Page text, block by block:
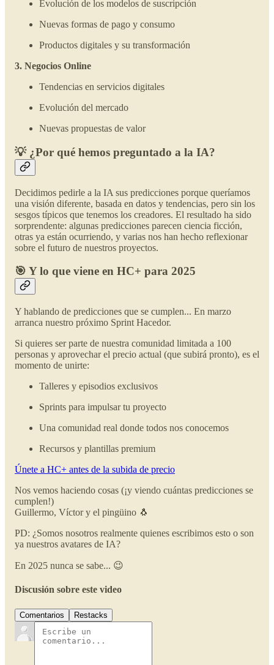
Evolución de los modelos de suscripción
Nuevas formas de pago y consumo
Productos digitales y su transformación
3. Negocios Online
Tendencias en servicios digitales
Evolución del mercado
Nuevas propuestas de valor
💡 ¿Por qué hemos preguntado a la IA?
Decidimos pedirle a la IA sus predicciones porque queríamos
una visión diferente, basada en datos y tendencias, pero sin los
sesgos típicos que tenemos los creadores. El resultado ha sido
sorprendente: algunas predicciones parecen ciencia ficción,
otras ya están ocurriendo, y varias nos han hecho reflexionar
sobre el futuro de nuestros proyectos.
🎯 Y lo que viene en HC+ para 2025
Y hablando de predicciones que se cumplen... En marzo
arranca nuestro próximo Sprint Hacedor.
Si quieres ser parte de nuestra comunidad limitada a 100
personas y aprovechar el precio actual (que subirá pronto), es el
momento de unirte:
Talleres y episodios exclusivos
Sprints para impulsar tu proyecto
Una comunidad real donde todos nos conocemos
Recursos y plantillas premium
Únete a HC+ antes de la subida de precio
Nos vemos haciendo cosas (¡y viendo cuántas predicciones se
cumplen!)
Guillermo, Víctor y el pingüino 🐧
PD: ¿Somos nosotros realmente quienes escribimos esto o son
ya nuestros avatares de IA?
En 2025 nunca se sabe... 😉
Discusión sobre este video
Comentarios Restacks